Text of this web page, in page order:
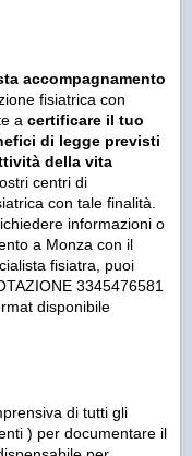
accompagnamento
fisiatrica con
a certificare il tuo
di legge previsti
della vita
centri di
con tale finalità.
informazioni o
a Monza con il
fisiatra, puoi
3345476581
disponibile
di tutti gli
) per documentare il